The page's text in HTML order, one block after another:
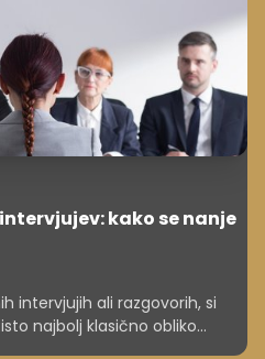
poznamo in izberite
prepričali. Včasih
iz množice številnih
kako se nanje
intervjujih ali razgovorih, si
najbolj klasično obliko